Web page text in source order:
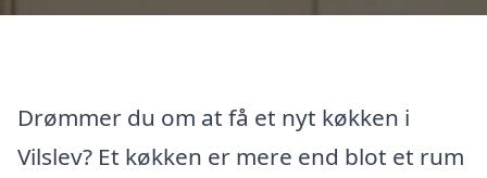
Drømmer du om at få et nyt køkken i
Vilslev? Et køkken er mere end blot et rum